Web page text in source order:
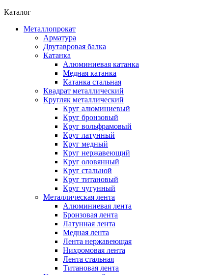
Каталог
Металлопрокат
Арматура
Двутавровая балка
Катанка
Алюминиевая катанка
Медная катанка
Катанка стальная
Квадрат металлический
Кругляк металлический
Круг алюминиевый
Круг бронзовый
Круг вольфрамовый
Круг латунный
Круг медный
Круг нержавеющий
Круг оловянный
Круг стальной
Круг титановый
Круг чугунный
Металлическая лента
Алюминиевая лента
Бронзовая лента
Латунная лента
Медная лента
Лента нержавеющая
Нихромовая лента
Лента стальная
Титановая лента